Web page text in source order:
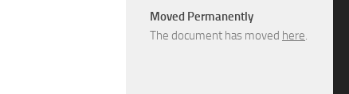
Moved Permanently
The document has moved here.